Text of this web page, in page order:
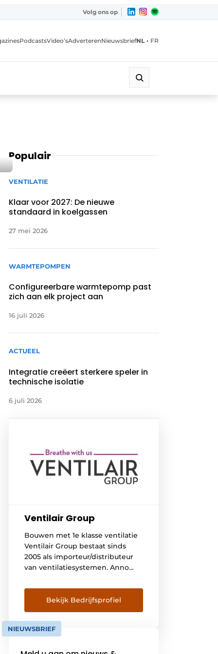
Volg ons op
PodcastsVideo’sAdverterenNieuwsbriefNL • FR
Populair
VENTILATIE
Klaar voor 2027: De nieuwe
standaard in koelgassen
27 mei 2026
WARMTEPOMPEN
Configureerbare warmtepomp past
zich aan elk project aan
16 juli 2026
ACTUEEL
Integratie creëert sterkere speler in
technische isolatie
6 juli 2026
Ventilair Group
Bouwen met 1e klasse ventilatie
Ventilair Group bestaat sinds
2005 als importeur/distributeur
van ventilatiesystemen. Anno
België, Duitsland, Frankrijk en
Nederland, en opereert de groep
tevens vanuit Denemarken en
Italië. Ventilair Group is
bovendien ook fabrikant van
Bekijk Bedrijfsprofiel
NIEUWSBRIEF